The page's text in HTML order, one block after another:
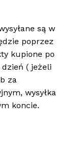
są w
poprzez
kupione po
dzień ( jeżeli
za
wysyłka
koncie.